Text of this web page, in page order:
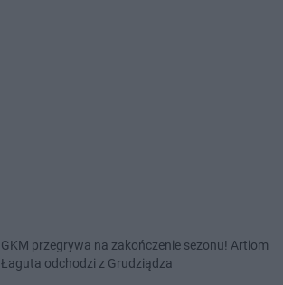
GKM przegrywa na zakończenie sezonu! Artiom
Łaguta odchodzi z Grudziądza